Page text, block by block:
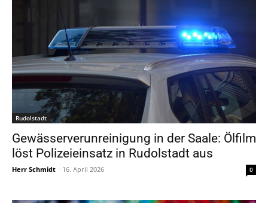
Rudolstadt
Gewässerverunreinigung in der Saale: Ölfilm
löst Polizeieinsatz in Rudolstadt aus
Herr Schmidt - 16. April 2026 0